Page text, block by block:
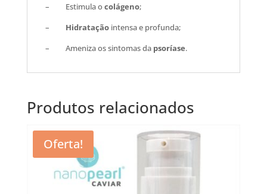
– Estimula ocolágeno;
– Hidrataçãointensa e profunda;
– Ameniza os sintomas da psoríase.
Produtos relacionados
Oferta!